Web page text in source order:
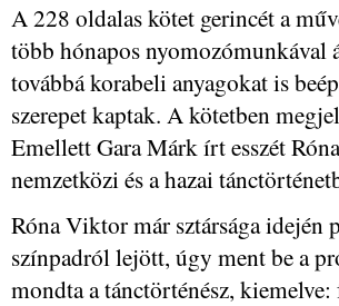
A 228 oldalas kötet gerincét a
több hónapos
továbbá korabeli anyagokat is
szerepet kaptak. A kötetben
Emellett Gara Márk írt esszét
nemzetközi és a hazai
Róna Viktor már sztársága idején
színpadról lejött, úgy ment be a
mondta a tánctörténész,